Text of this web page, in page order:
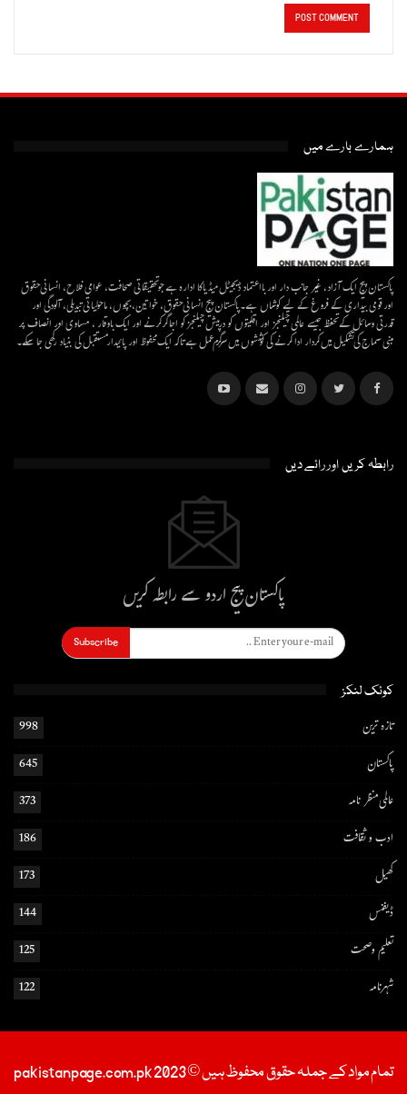
ہمارے بارے میں
پاکستان پیج ایک آزاد، غیر جانب دار اور بااعتماد ڈیجیٹل میڈیاکا ادارہ ہے جو تحقیقاتی صحافت، عوامی فلاح، انسانی حقوق
اور قومی بیداری کے فروغ کے لیے کوشاں ہے۔پاکستان پیج انسانی حقوق، خواتین، بچوں، ماحولیاتی تبدیلی، آلودگی اور
قدرتی وسائل کے تحفظ جیسے عالمی چیلنجز اور اقلیتوں کو درپیش چیلنجز کو اجاگر کرنے اور ایک باوقار ، مساوی اور انصاف پر
مبنی سماج کی تشکیل میں کردار ادا کرنے کی کوششوں میں سرگرم عمل ہےتاکہ ایک محفوظ اور پائیدار مستقبل کی بنیاد رکھی جا سکے۔
رابطہ کریں اور رائے دیں
پاکستان پیج اردو سے رابطہ کریں
Subscribe
کوئک لنکز
تازہ ترین
998
پاکستان
645
عالمی منظر نامہ
373
ادب و ثقافت
186
کھیل
173
ڈیفنس
144
تعلیم و صحت
125
شہرنامہ
122
تمام مواد کے جملہ حقوق محفوظ ہیں © 2023 pakistanpage.com.pk